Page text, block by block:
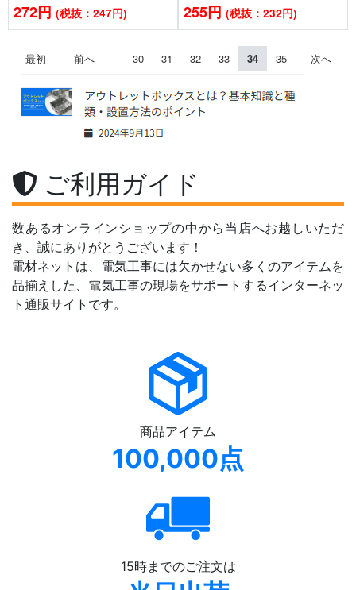
272円 (税抜：247円) 255円 (税抜：232円)
最初 前へ 30 31 32 33 34 35 次へ
ご利用ガイド
数あるオンラインショップの中から当店へお越しいただ
き、誠にありがとうございます！
電材ネットは、電気工事には欠かせない多くのアイテムを
品揃えした、電気工事の現場をサポートするインターネッ
ト通販サイトです。
商品アイテム
100,000点
15時までのご注文は